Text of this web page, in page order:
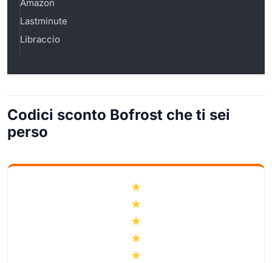
Amazon
Lastminute
Libraccio
Codici sconto Bofrost che ti sei
perso